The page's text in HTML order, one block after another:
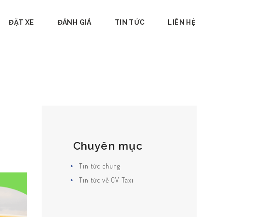
ĐẶT XE ĐÁNH GIÁ TIN TỨC LIÊN HỆ
Chuyên mục
Tin tức chung
Tin tức về GV Taxi